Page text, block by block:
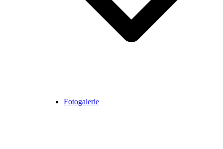
Fotogalerie